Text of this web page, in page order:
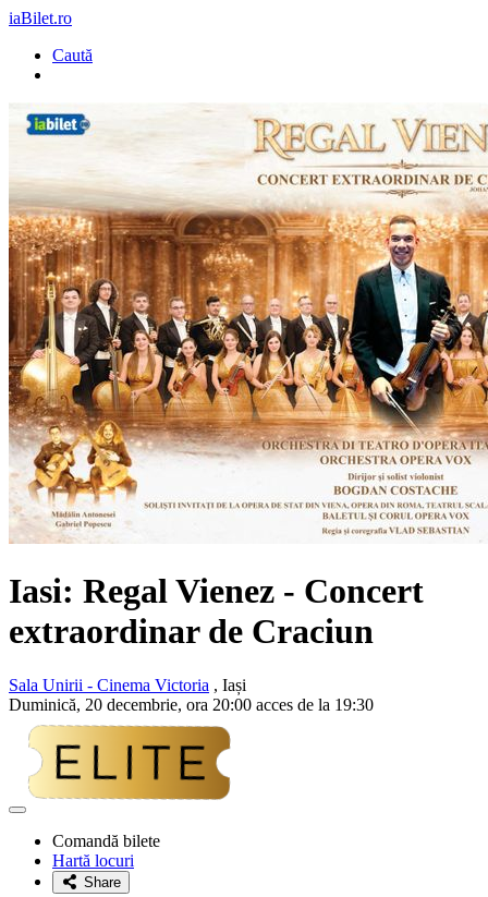
iaBilet.ro
Caută
Iasi: Regal Vienez - Concert
extraordinar de Craciun
Sala Unirii - Cinema Victoria , Iași
Duminică, 20 decembrie, ora 20:00 acces de la 19:30
Adaugă
favoriteComandă bilete
Hartă locuri
Share